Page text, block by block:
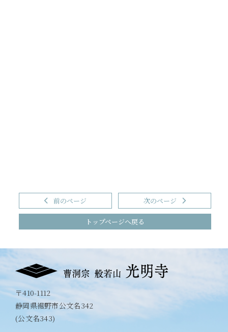
前のページ
トップページへ戻る
次のページ
〒410-1112
静岡県裾野市公文名342
(公文名343)